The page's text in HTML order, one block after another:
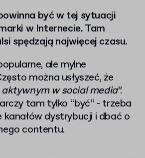
być w tej sytuacji
w Internecie. Tam
spędzają najwięcej czasu.
ale mylne
można usłyszeć, że
w social media”.
tam tylko “być” - trzeba
dystrybucji i dbać o
contentu.